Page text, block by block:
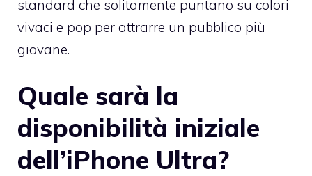
standard che solitamente puntano su colori
vivaci e pop per attrarre un pubblico più
giovane.
Quale sarà la
disponibilità iniziale
dell’iPhone Ultra?